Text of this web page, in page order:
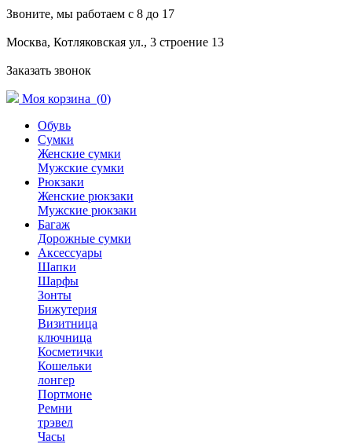
Звоните, мы работаем с 8 до 17
Москва, Котляковская ул., 3 строение 13
Заказать звонок
Моя корзина (0)
Обувь
Сумки
Женские сумки
Мужские сумки
Рюкзаки
Женские рюкзаки
Мужские рюкзаки
Багаж
Дорожные сумки
Аксессуары
Шапки
Шарфы
Зонты
Бижутерия
Визитница
ключница
Косметички
Кошельки
лонгер
Портмоне
Ремни
трэвел
Часы